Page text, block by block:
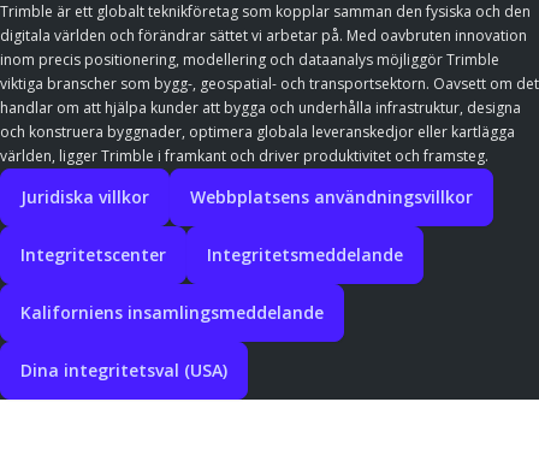
Trimble är ett globalt teknikföretag som kopplar samman den fysiska och den
digitala världen och förändrar sättet vi arbetar på. Med oavbruten innovation
inom precis positionering, modellering och dataanalys möjliggör Trimble
viktiga branscher som bygg-, geospatial- och transportsektorn. Oavsett om det
handlar om att hjälpa kunder att bygga och underhålla infrastruktur, designa
och konstruera byggnader, optimera globala leveranskedjor eller kartlägga
världen, ligger Trimble i framkant och driver produktivitet och framsteg.
Juridiska villkor Webbplatsens användningsvillkor
Integritetscenter Integritetsmeddelande
Kaliforniens insamlingsmeddelande
Dina integritetsval (USA)